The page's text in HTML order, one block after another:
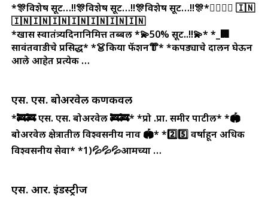
*🎊विशेष सूट…!!🎊विशेष सूट…!!🎊विशेष सूट…!!🎊*🏃‍♀️🏃‍♂️ 🇮🇳
🇮🇳🇮🇳🇮🇳🇮🇳🇮🇳🇮🇳🇮🇳
*खास स्वातंत्र्यदिनानिमित्त तब्बल *💫50% सूट..!!💫**_🏢
सावंतवाडीचे प्रसिद्ध**👗किया फॅशन👘**कपड्याचे दालन घेऊन
आले आहेत प्रत्येक …
एस. एस. बोअरवेल कणकवली
*🚒🚒 एस. एस. बोअरवेल 🚒🚒**प्रो .प्रा. समीर पाटील**🏟️
बोअरवेल क्षेत्रातील विश्वसनीय नाव 🏟️**2️⃣5️⃣ वर्षाहून अधिक
विश्वसनीय सेवा**1)💦💦💦आमच्या …
एस. आर. इंडस्ट्रीज